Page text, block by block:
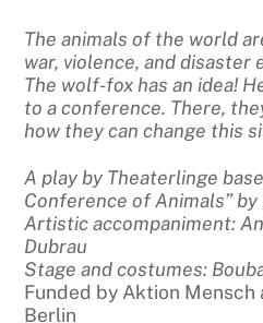
The animals of the world
war, violence, and disaster
The wolf-fox has an idea!
to a conference. There,
how they can change this
A play by Theaterlinge
Conference of Animals”
Artistic accompaniment:
Dubrau
Stage and costumes:
Funded by Aktion Mensch
Berlin